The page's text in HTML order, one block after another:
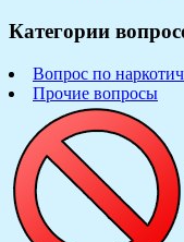
Категории
Вопрос по
Прочие вопросы